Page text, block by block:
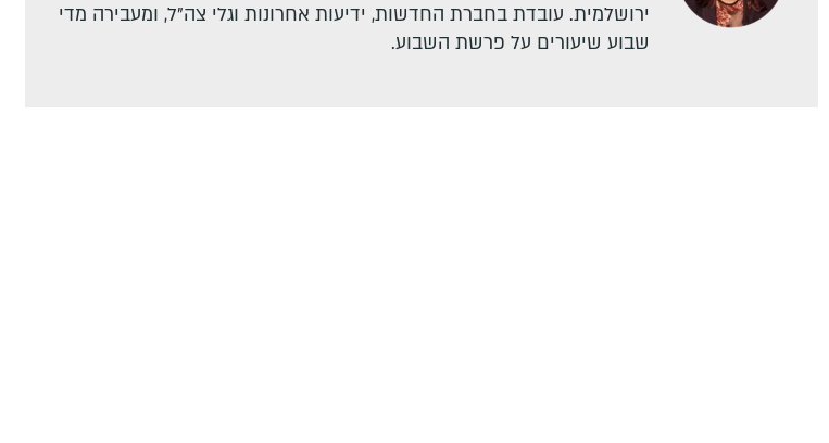
ירושלמית. עובדת בחברת החדשות, ידיעות אחרונות וגלי צה"ל, ומעבירה מדי
שבוע שיעורים על פרשת השבוע.